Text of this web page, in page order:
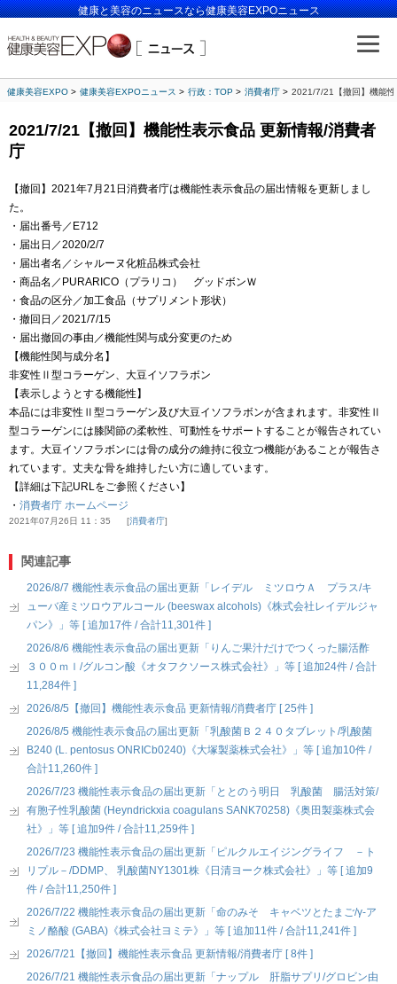
健康と美容のニュースなら健康美容EXPOニュース
健康美容EXPO 健康美容EXPOニュース 行政：TOP 消費者庁 2021/7/21【撤回】機能
2021/7/21【撤回】機能性表示食品 更新情報/消費者
庁
【撤回】2021年7月21日消費者庁は機能性表示食品の届出情報を更新しまし
た。
・届出番号／E712
・届出日／2020/2/7
・届出者名／シャルーヌ化粧品株式会社
・商品名／PURARICO（プラリコ） グッドボンＷ
・食品の区分／加工食品（サプリメント形状）
・撤回日／2021/7/15
・届出撤回の事由／機能性関与成分変更のため
【機能性関与成分名】
非変性Ⅱ型コラーゲン、大豆イソフラボン
【表示しようとする機能性】
本品には非変性Ⅱ型コラーゲン及び大豆イソフラボンが含まれます。非変性Ⅱ
型コラーゲンには膝関節の柔軟性、可動性をサポートすることが報告されてい
ます。大豆イソフラボンには骨の成分の維持に役立つ機能があることが報告さ
れています。丈夫な骨を維持したい方に適しています。
【詳細は下記URLをご参照ください】
・ 消費者庁 ホームページ
2021年07月26日 11：35 消費者庁
関連記事
2026/8/7 機能性表示食品の届出更新「レイデル ミツロウＡ プラス/キ
ューバ産ミツロウアルコール (beeswax alcohols)《株式会社レイデルジャ
パン》」等 [ 追加17件 / 合計11,301件 ]
2026/8/6 機能性表示食品の届出更新「りんご果汁だけでつくった腸活酢
３００ｍｌ/グルコン酸《オタフクソース株式会社》」等 [ 追加24件 / 合計
11,284件 ]
2026/8/5【撤回】機能性表示食品 更新情報/消費者庁 [ 25件 ]
2026/8/5 機能性表示食品の届出更新「乳酸菌Ｂ２４０タブレット/乳酸菌
B240 (L. pentosus ONRICb0240)《大塚製薬株式会社》」等 [ 追加10件 /
合計11,260件 ]
2026/7/23 機能性表示食品の届出更新「ととのう明日 乳酸菌 腸活対策/
有胞子性乳酸菌 (Heyndrickxia coagulans SANK70258)《奥田製薬株式会
社》」等 [ 追加9件 / 合計11,259件 ]
2026/7/23 機能性表示食品の届出更新「ピルクルエイジングライフ －ト
リプル－/DDMP、 乳酸菌NY1301株《日清ヨーク株式会社》」等 [ 追加9
件 / 合計11,250件 ]
2026/7/22 機能性表示食品の届出更新「命のみそ キャベツとたまご/γ-ア
ミノ酪酸 (GABA)《株式会社ヨミテ》」等 [ 追加11件 / 合計11,241件 ]
2026/7/21【撤回】機能性表示食品 更新情報/消費者庁 [ 8件 ]
2026/7/21 機能性表示食品の届出更新「ナップル 肝脂サプリ/グロビン由